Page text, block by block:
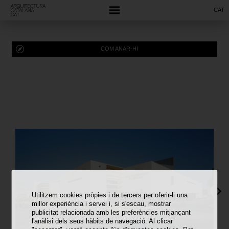
Utilitzem cookies pròpies i de tercers per oferir-li una
millor experiència i servei i, si s'escau, mostrar
publicitat relacionada amb les preferències mitjançant
l'anàlisi dels seus hàbits de navegació. Al clicar
CAT
COM ANAR-HI